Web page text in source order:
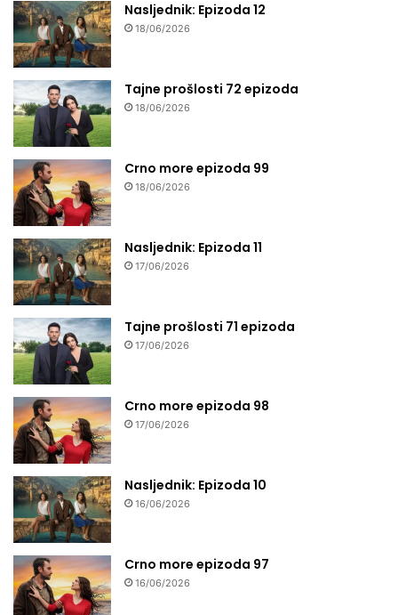
Nasljednik: Epizoda 12
18/06/2026
Tajne prošlosti 72 epizoda
18/06/2026
Crno more epizoda 99
18/06/2026
Nasljednik: Epizoda 11
17/06/2026
Tajne prošlosti 71 epizoda
17/06/2026
Crno more epizoda 98
17/06/2026
Nasljednik: Epizoda 10
16/06/2026
Crno more epizoda 97
16/06/2026